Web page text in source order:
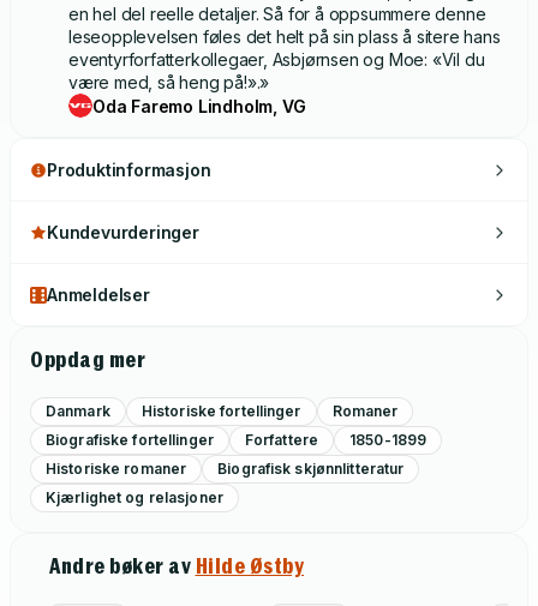
en hel del reelle detaljer. Så for å oppsummere denne
leseopplevelsen føles det helt på sin plass å sitere hans
eventyrforfatterkollegaer, Asbjørnsen og Moe: «Vil du
være med, så heng på!».»
Oda Faremo Lindholm, VG
Produktinformasjon
Kundevurderinger
Anmeldelser
Oppdag mer
Danmark Historiske fortellinger
Romaner
Biografiske fortellinger
Forfattere
1850-1899
Historiske romaner
Biografisk skjønnlitteratur
Kjærlighet og relasjoner
Andre bøker av Hilde Østby